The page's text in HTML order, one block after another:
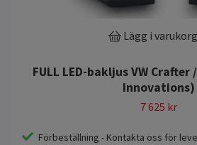
Lägg i
FULL LED-bakljus VW Crafter
Innovations)
7 625 kr
Förbeställning - Kontakta oss för